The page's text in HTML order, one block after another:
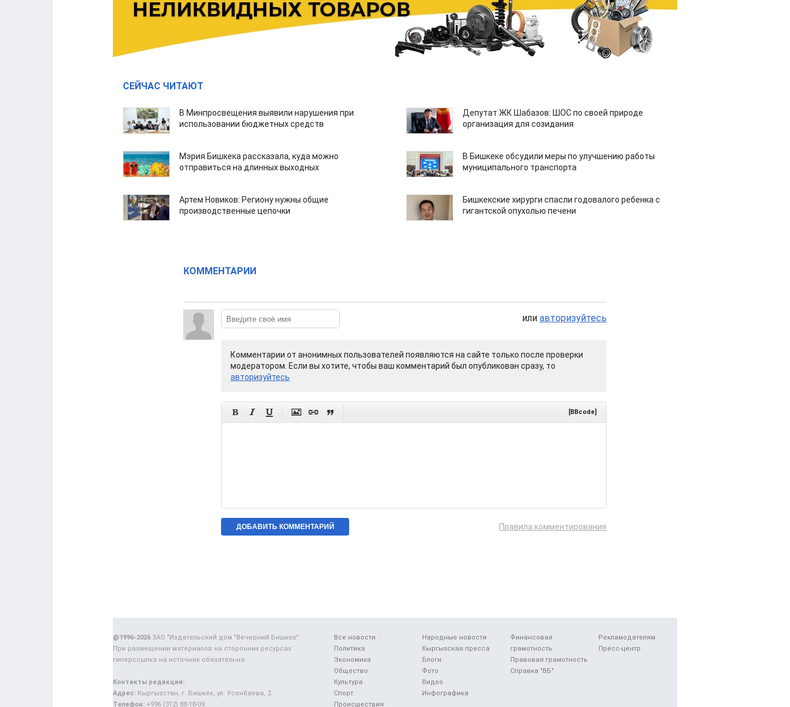
СЕЙЧАС ЧИТАЮТ
В Минпросвещения выявили нарушения при
использовании бюджетных средств
Депутат ЖК Шабазов: ШОС по своей природе
организация для созидания
Мэрия Бишкека рассказала, куда можно
отправиться на длинных выходных
В Бишкеке обсудили меры по улучшению работы
муниципального транспорта
Артем Новиков: Региону нужны общие
производственные цепочки
Бишкекские хирурги спасли годовалого ребенка с
гигантской опухолью печени
КОММЕНТАРИИ
или авторизуйтесь
Комментарии от анонимных пользователей появляются на сайте только после проверки
модератором. Если вы хотите, чтобы ваш комментарий был опубликован сразу, то
авторизуйтесь
      [BBcode]
Правила комментирования
Все новости
Политика
Экономика
Общество
Культура
Спорт
Происшествия
Народные новости
Кыргызская пресса
Блоги
Фото
Видео
Инфографика
Финансовая
грамотность
Правовая грамотность
Справка "ВБ"
Рекламодателям
Пресс-центр
@1996-2026ЗАО "Издательский дом "Вечерний Бишкек"
При размещении материалов на сторонних ресурсах
гиперссылка на источник обязательна.
Контакты редакции:
Адрес: Кыргызстан, г. Бишкек, ул. Усенбаева, 2.
Телефон: +996 (312) 88-18-09.